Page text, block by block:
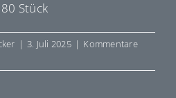
Stück
| 3. Juli 2025 | Kommentare